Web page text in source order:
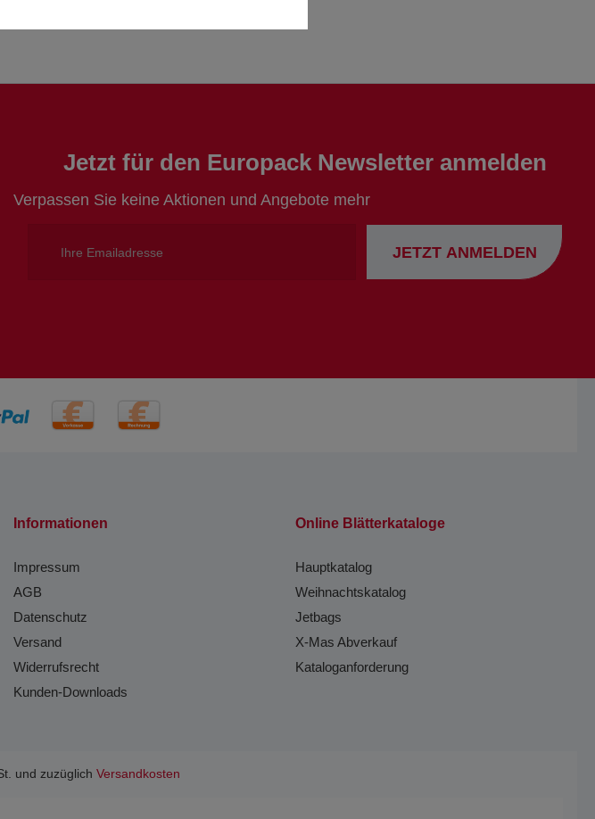
Jetzt für den Europack Newsletter anmelden
Verpassen Sie keine Aktionen und Angebote mehr
JETZT ANMELDEN
Informationen
Impressum
AGB
Datenschutz
Versand
Widerrufsrecht
Kunden-Downloads
Online Blätterkataloge
Hauptkatalog
Weihnachtskatalog
Jetbags
X-Mas Abverkauf
Kataloganforderung
und zuzüglich Versandkosten